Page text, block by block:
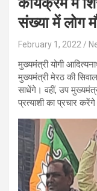
कार्यक्रम में
संख्‍या में लोग
February 1, 2022
मुख्यमंत्री योगी
मुख्यमंत्री मेरठ की
साधेंगे। वहीं, उप
प्रत्याशी का प्रचार